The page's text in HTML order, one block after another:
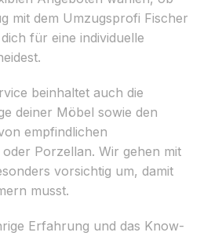
mit dem Umzugsprofi Fischer
für eine individuelle
beinhaltet auch die
deiner Möbel sowie den
empfindlichen
oder Porzellan. Wir gehen mit
vorsichtig um, damit
musst.
Erfahrung und das Know-